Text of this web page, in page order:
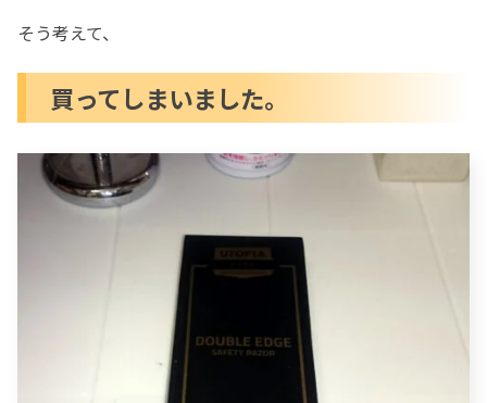
そう考えて、
買ってしまいました。